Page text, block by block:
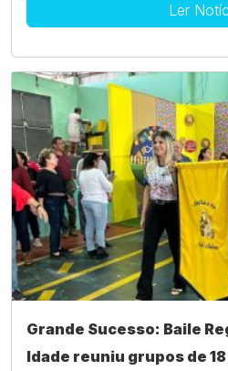
Ler
Grande Sucesso: Baile
Idade reuniu grupos de